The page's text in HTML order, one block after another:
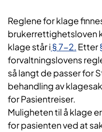
Reglene for klage
brukerrettighetsloven
klage står i § 7-2. Etter
forvaltningslovens
så langt de passer for
behandling av
for Pasientreiser.
Muligheten til å klage
for pasienten ved at